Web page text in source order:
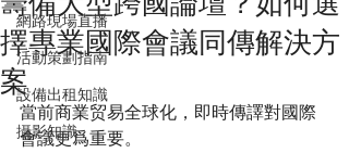
網路現場直播
活動策劃指南
設備出租知識
攝影知識
擇專業國際會議同傳解決方
案
當前商業贸易全球化，即時傳譯對國際
會議更爲重要。